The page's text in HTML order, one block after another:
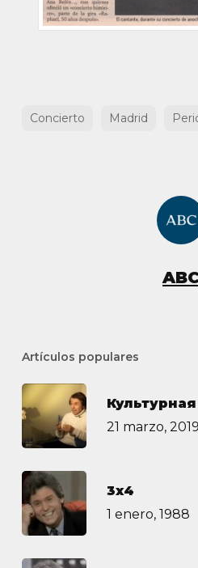
Concierto Madrid
Artículos populares
21 marzo, 2019
3х4
1 enero, 1988